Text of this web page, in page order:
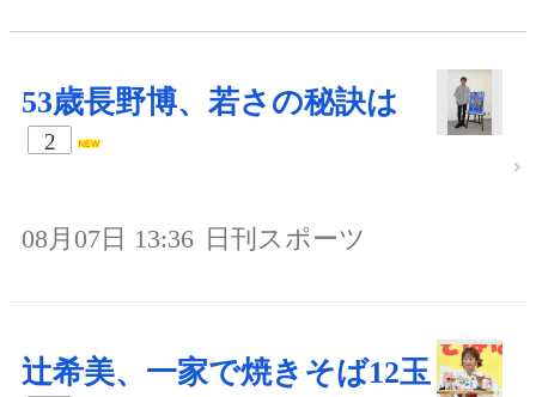
53歳長野博、若さの秘訣は
2
08月07日 13:36 日刊スポーツ
辻希美、一家で焼きそば12玉